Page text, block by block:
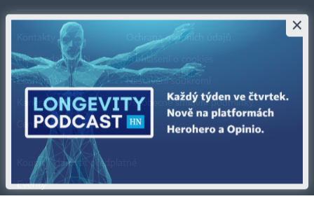
Tiráž redakce HN
Economia
Kariéra v HN
Ceník inzerce
Ochrana osobních údajů
Prohlášení o cookies
Nastavení soukromí
Všeobecné smluvní podmínky
Koupit / darovat předplatné
Eventy
×